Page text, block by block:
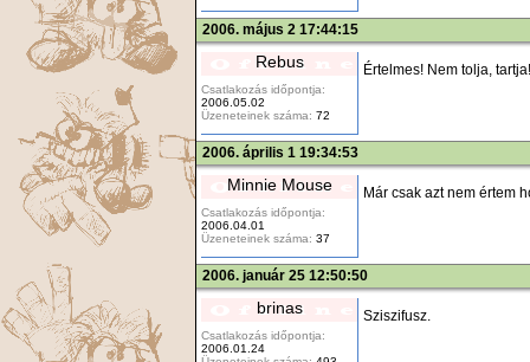
2006. május 2 17:44:15
Rebus
Csatlakozás időpontja:
2006.05.02
Üzeneteinek száma: 72
Értelmes! Nem tolja, tartja!
2006. április 1 19:34:53
Minnie Mouse
Csatlakozás időpontja:
2006.04.01
Üzeneteinek száma: 37
Már csak azt nem értem
2006. január 25 12:50:50
brinas
Csatlakozás időpontja:
2006.01.24
Sziszifusz.